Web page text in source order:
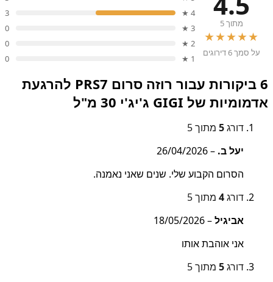
מתוך 5
★★★★★
על סמך 6 דירוגים
4 ★
3
3 ★
0
2 ★
0
1 ★
0
6 ביקורות עבור
רוזה סרום PRS7 להרגעת
אדמומיות של GIGI ג'יג'י 30 מ"ל
דורג5 מתוך 5
יעל ב. –
26/04/2026
הסרום הקבוע שלי. שנים שאני נאמנה.
דורג4 מתוך 5
אביגיל–
18/05/2026
אני אוהבת אותו
דורג5 מתוך 5